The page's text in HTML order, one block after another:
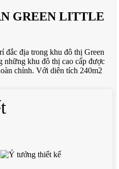
GREEN LITTLE
đắc địa trong khu đô thị Green
khu đô thị cao cấp được
chỉnh. Với diện tích 240m2
15 năm kinh nghiệm và 9 dự
phong cách kiến trúc có chiều
dụng những tinh hoa của kiến
sống Việt Nam, tạo nên